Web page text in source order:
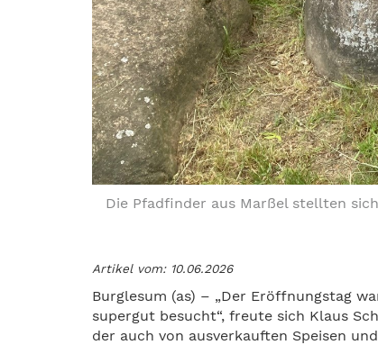
Die Pfadfinder aus Marßel stellten
Artikel vom: 10.06.2026
Burglesum (as) – „Der Eröffnungstag
supergut besucht“, freute sich Klaus
der auch von ausverkauften Speisen